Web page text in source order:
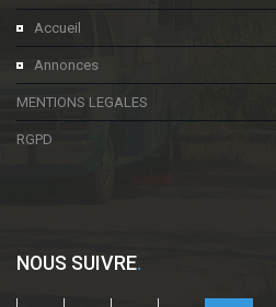
Accueil
Annonces
MENTIONS LEGALES
RGPD
NOUS SUIVRE.